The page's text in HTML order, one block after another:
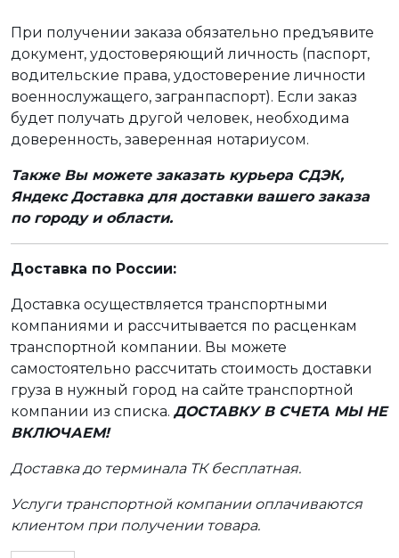
При получении заказа обязательно предъявите
документ, удостоверяющий личность (паспорт,
водительские права, удостоверение личности
военнослужащего, загранпаспорт). Если заказ
будет получать другой человек, необходима
доверенность, заверенная нотариусом.
Также Вы можете заказать курьера СДЭК,
Яндекс Доставка для доставки вашего заказа
по городу и области.
Доставка по России:
Доставка осуществляется транспортными
компаниями и рассчитывается по расценкам
транспортной компании. Вы можете
самостоятельно рассчитать стоимость доставки
груза в нужный город на сайте транспортной
компании из списка. ДОСТАВКУ В СЧЕТА МЫ НЕ
ВКЛЮЧАЕМ!
Доставка до терминала ТК бесплатная.
Услуги транспортной компании оплачиваются
клиентом при получении товара.